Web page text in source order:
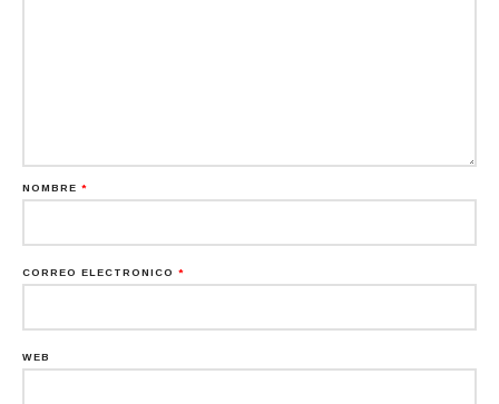
NOMBRE *
CORREO ELECTRÓNICO *
WEB